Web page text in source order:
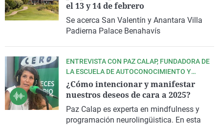
el 13 y 14 de febrero
Se acerca San Valentín y Anantara Villa
Padierna Palace Benahavís
ENTREVISTA CON PAZ CALAP, FUNDADORA DE
LA ESCUELA DE AUTOCONOCIMIENTO Y
BIENESTAR
¿Cómo intencionar y manifestar
nuestros deseos de cara a 2025?
Paz Calap es experta en mindfulness y
programación neurolingüistica. En esta